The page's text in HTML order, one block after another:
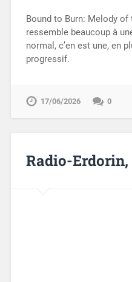
Bound to Burn: Melody of
ressemble beaucoup à
normal, c’en est une, en
progressif.
17/06/2026 0
Radio-Erdorin,